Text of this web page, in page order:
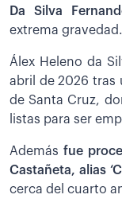
Da Silva
extrema gravedad.
Álex Heleno da
abril de 2026 tras
de Santa Cruz,
listas para ser
Además fue
Castañeta, alias
cerca del cuarto